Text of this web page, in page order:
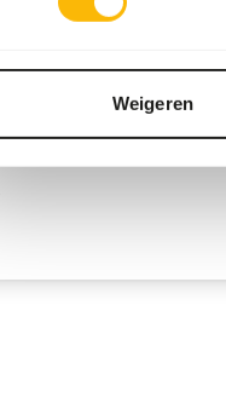
Weigeren
29,4%